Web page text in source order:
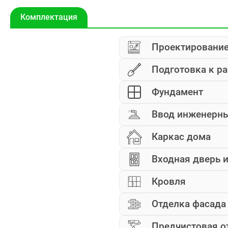
Характеристики
Комплектация
Подготовка к
Фундамент
Ввод
Каркас дома
Входная дверь
Кровля
Отделка фасада